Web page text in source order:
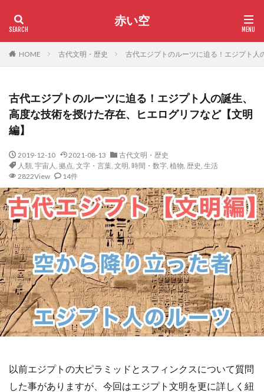
赤い空
HOME 古代文明・歴史 古代エジプトのルーツに迫る！エジプト
古代エジプトのルーツに迫る！エジプト人の誕生、
高度な技術を授けた存在、ヒエログリフなど【文明
編】
2019-12-10 2021-08-13
古代文明・歴史
人類, 宇宙人, 拠点, 文字・言葉, 文明, 時間・数字, 植物, 歴史, 生活
2822View
14件
以前エジプトの大ピラミッドとスフィンクスについて質問
した事がありますが、今回はエジプト文明を更に詳しく紐